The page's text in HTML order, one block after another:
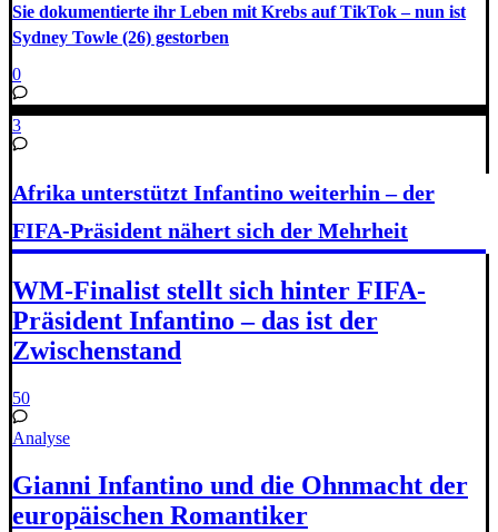
Sie dokumentierte ihr Leben mit Krebs auf TikTok – nun ist
Sydney Towle (26) gestorben
0
3
Afrika unterstützt Infantino weiterhin – der
FIFA-Präsident nähert sich der Mehrheit
WM-Finalist stellt sich hinter FIFA-
Präsident Infantino – das ist der
Zwischenstand
50
Analyse
Gianni Infantino und die Ohnmacht der
europäischen Romantiker